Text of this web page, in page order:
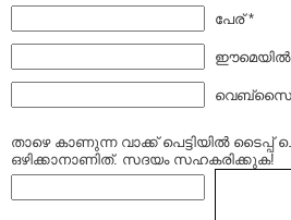
പേര് *
ഈമെയില്‍
താഴെ കാണുന്ന വാക്ക് പെട്ടിയില്‍
ഒഴിക്കാനാണിത്. സദയം സഹകരിക്കുക!